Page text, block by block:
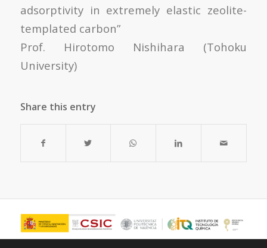
adsorptivity in extremely elastic zeolite-
templated carbon”
Prof. Hirotomo Nishihara (Tohoku
University)
Share this entry